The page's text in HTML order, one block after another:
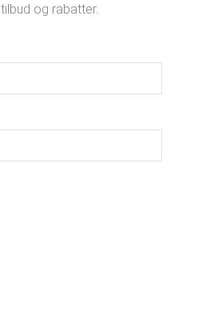
og rabatter.